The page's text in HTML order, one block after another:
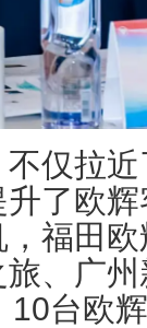
仅拉
了欧
福田
、广
台欧